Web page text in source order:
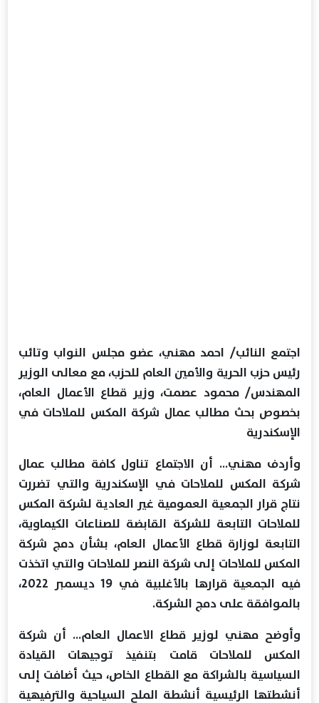
اجتمع النائب/ احمد مهني، عضو مجلس النواب وتائب
رئيس حزب الحرية والأمين العام للحزب، مع معالى الوزير
المهندس/ محمود عصمت، وزير قطاع الأعمال العام،
بخصوص بحث مطالب عمال شركة المكس للملاحات في
الإسكندرية
وأردف مهني... أن الاجتماع تناول كافة مطالب عمال
شركة المكس للملاحات في الإسكندرية والتي تضررت
نتاج قرار الجمعية العمومية غير العادية لشركة المكس
للملاحات التابعة للشركة القابضة للصناعات الكيماوية،
التابعة لوزارة قطاع الأعمال العام، بشأن دمج شركة
المكس للملاحات إلى شركة النصر للملاحات والتي اتخذت
فيه الجمعية قرارها بالأغلبية في 19 ديسمبر 2022،
بالموافقة على دمج الشركة.
وأوضح مهني لوزير قطاع الاعمال العام... أن شركة
المكس للملاحات قامت بتنفيذ توجيهات القيادة
السياسية بالشراكة مع القطاع الخاص، حيث أضافت إلى
أنشطتها الرئيسية أنشطة الملح السياحية والترفيهية